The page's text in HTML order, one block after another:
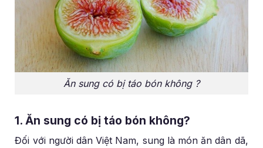
Ăn sung có bị táo bón không ?
1. Ăn sung có bị táo bón không?
Đối với người dân Việt Nam, sung là món ăn dân dã,